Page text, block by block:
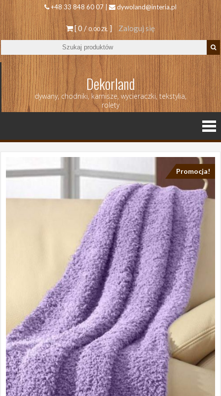
+48 33 848 60 07 | dywoland@interia.pl
[ 0 /0.00 ZŁ ] Zaloguj się
Dekorland
dywany, chodniki, karnisze, wycieraczki, tekstylia,
rolety
Promocja!